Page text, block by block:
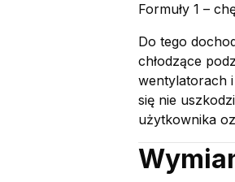
Formuły 1 –
Do tego
chłodzące
wentylatorach
się nie
użytkownika